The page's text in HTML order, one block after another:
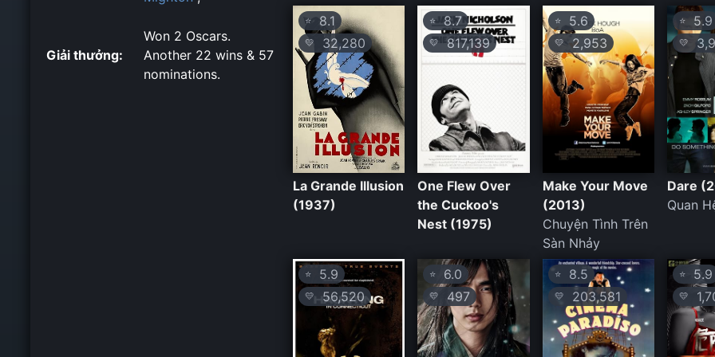
Giải thưởng:
Won 2 Oscars.
Another 22 wins & 57
nominations.
⭐8.1
💛 32,280
La Grande Illusion
(1937)
⭐8.7
💛817,139
One Flew Over
the Cuckoo's
Nest (1975)
⭐5.6
💛 2,953
Make Your Move
(2013)
Chuyện Tình Trên
Sàn Nhảy
⭐ 5.9
💛
Dare
Quan
⭐ 5.9
💛56,520
⭐ 6.0
💛 497
⭐8.5
💛 203,581
⭐ 5.9
💛